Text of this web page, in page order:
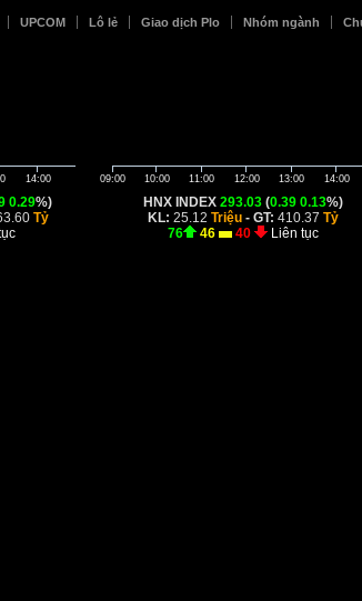
UPCOM Lô lẻ Giao dịch Plo Nhóm ngành
14:00
0.29%)
Tỷ
09:00 10:00 11:00 12:00 13:00 14:00
HNX INDEX 293.03 (0.39 0.13%)
KL: 25.12 Triệu- GT: 410.37 Tỷ
76
46 40 Liên tục